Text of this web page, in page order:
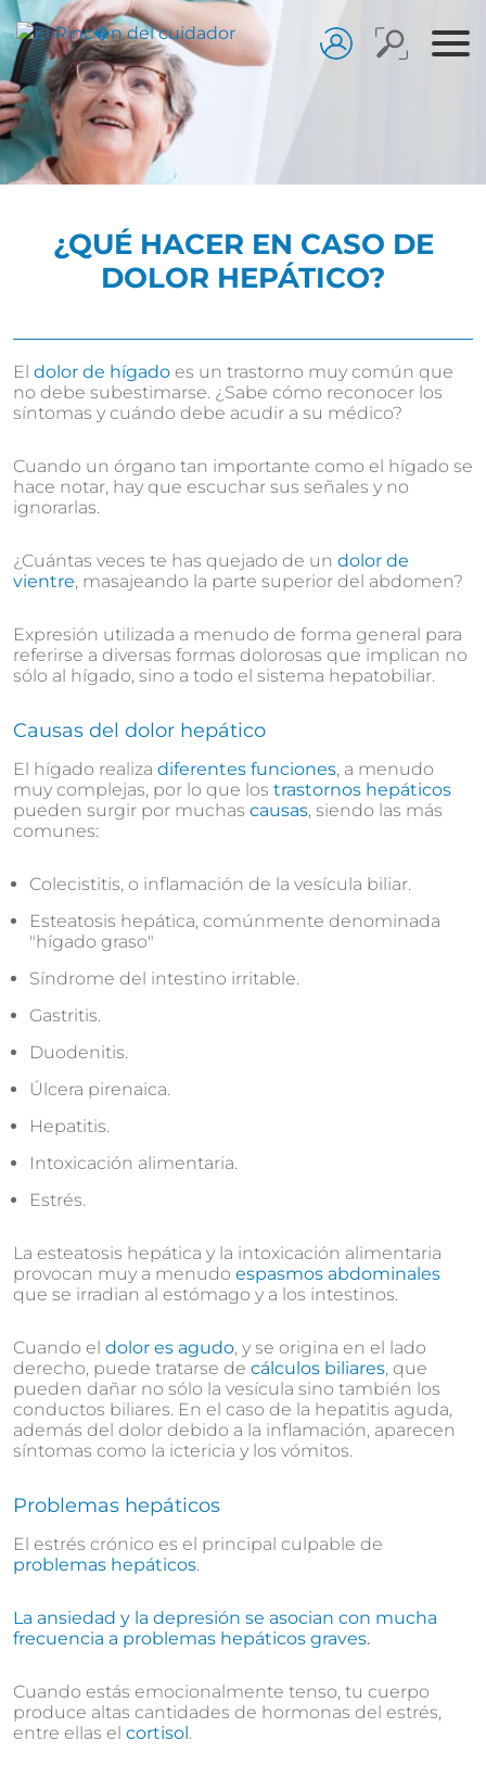
¿QUÉ HACER EN CASO DE
DOLOR HEPÁTICO?
El dolor de hígado es un trastorno muy común que
no debe subestimarse. ¿Sabe cómo reconocer los
síntomas y cuándo debe acudir a su médico?
Cuando un órgano tan importante como el hígado se
hace notar, hay que escuchar sus señales y no
ignorarlas.
¿Cuántas veces te has quejado de un dolor de
vientre, masajeando la parte superior del abdomen?
Expresión utilizada a menudo de forma general para
referirse a diversas formas dolorosas que implican no
sólo al hígado, sino a todo el sistema hepatobiliar.
Causas del dolor hepático
El hígado realiza diferentes funciones, a menudo
muy complejas, por lo que los trastornos hepáticos
pueden surgir por muchas causas, siendo las más
comunes:
Colecistitis, o inflamación de la vesícula biliar.
Esteatosis hepática, comúnmente denominada
"hígado graso"
Síndrome del intestino irritable.
Gastritis.
Duodenitis.
Úlcera pirenaica.
Hepatitis.
Intoxicación alimentaria.
Estrés.
La esteatosis hepática y la intoxicación alimentaria
provocan muy a menudo espasmos abdominales
que se irradian al estómago y a los intestinos.
Cuando el dolor es agudo, y se origina en el lado
derecho, puede tratarse de cálculos biliares, que
pueden dañar no sólo la vesícula sino también los
conductos biliares. En el caso de la hepatitis aguda,
además del dolor debido a la inflamación, aparecen
síntomas como la ictericia y los vómitos.
Problemas hepáticos
El estrés crónico es el principal culpable de
problemas hepáticos.
La ansiedad y la depresión se asocian con mucha
frecuencia a problemas hepáticos graves.
Cuando estás emocionalmente tenso, tu cuerpo
produce altas cantidades de hormonas del estrés,
entre ellas el cortisol.